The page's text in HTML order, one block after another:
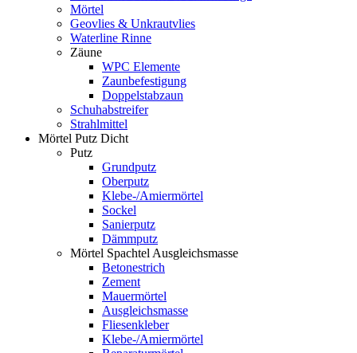
Mörtel
Geovlies & Unkrautvlies
Waterline Rinne
Zäune
WPC Elemente
Zaunbefestigung
Doppelstabzaun
Schuhabstreifer
Strahlmittel
Mörtel Putz Dicht
Putz
Grundputz
Oberputz
Klebe-/Amiermörtel
Sockel
Sanierputz
Dämmputz
Mörtel Spachtel Ausgleichsmasse
Betonestrich
Zement
Mauermörtel
Ausgleichsmasse
Fliesenkleber
Klebe-/Amiermörtel